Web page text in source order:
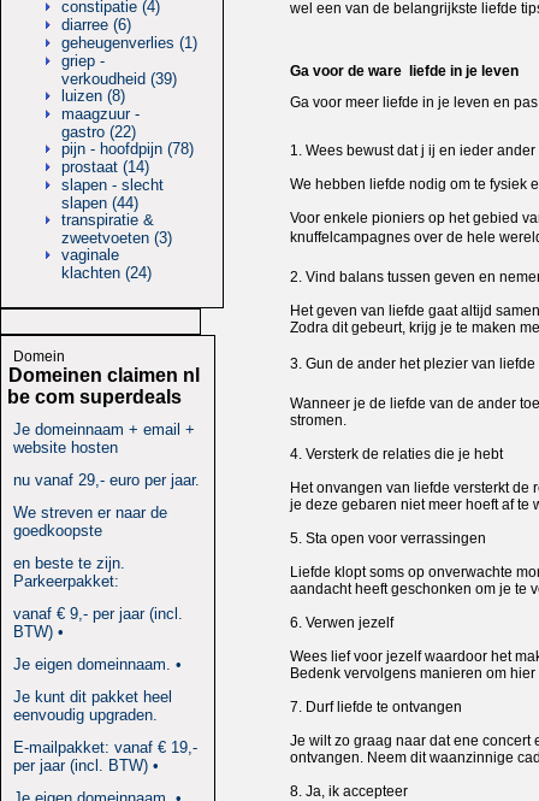
constipatie (4)
diarree (6)
geheugenverlies (1)
griep -
verkoudheid (39)
luizen (8)
maagzuur -
gastro (22)
pijn - hoofdpijn (78)
prostaat (14)
slapen - slecht
slapen (44)
transpiratie &
zweetvoeten (3)
vaginale
klachten (24)
Domein
Domeinen claimen nl
be com superdeals
Je domeinnaam + email +
website hosten
nu vanaf 29,- euro per jaar.
We streven er naar de
goedkoopste
en beste te zijn.
Parkeerpakket:
vanaf € 9,- per jaar (incl.
BTW) •
Je eigen domeinnaam. •
Je kunt dit pakket heel
eenvoudig upgraden.
E-mailpakket: vanaf € 19,-
per jaar (incl. BTW) •
wel een van de belangrijkste liefde
Ga voor de ware liefde in je leven
Ga voor meer liefde in je leven en
1. Wees bewust dat j ij en ieder
We hebben liefde nodig om te fysiek
Voor enkele pioniers op het gebied
knuffelcampagnes over de hele
2. Vind balans tussen geven en
Het geven van liefde gaat altijd
Zodra dit gebeurt, krijg je te maken
3. Gun de ander het plezier van liefde
Wanneer je de liefde van de ander
stromen.
4. Versterk de relaties die je hebt
Het onvangen van liefde versterkt de
je deze gebaren niet meer hoeft af te
5. Sta open voor verrassingen
Liefde klopt soms op onverwachte
aandacht heeft geschonken om je te
6. Verwen jezelf
Wees lief voor jezelf waardoor het
Bedenk vervolgens manieren om
7. Durf liefde te ontvangen
Je wilt zo graag naar dat ene
ontvangen. Neem dit waanzinnige
8. Ja, ik accepteer